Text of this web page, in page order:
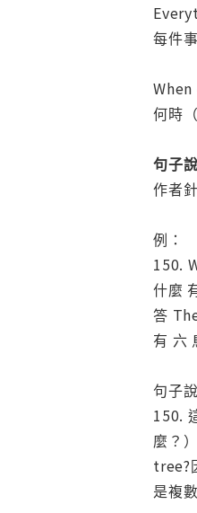
每件
何時
句子
作者
例：
150.
什麼
答
有 六
句子
150.
麼？
tree?
是複